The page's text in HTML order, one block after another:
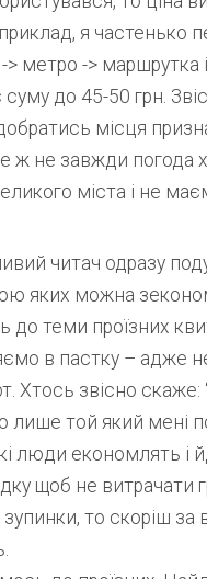
я частенько
> метро ->
суму до 45-50 грн.
місця
ж не завжди погода
міста і не
читач одразу
яких можна
до теми проїзних
в пастку – адже
Хтось звісно
лише той який мені
люди економлять і
щоб не витрачати
то скоріш за